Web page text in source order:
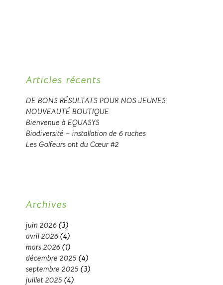
Articles récents
DE BONS RÉSULTATS POUR NOS JEUNES
NOUVEAUTÉ BOUTIQUE
Bienvenue à EQUASYS
Biodiversité – installation de 6 ruches
Les Golfeurs ont du Cœur #2
Archives
juin 2026 (3)
avril 2026 (4)
mars 2026 (1)
décembre 2025 (4)
septembre 2025 (3)
juillet 2025 (4)